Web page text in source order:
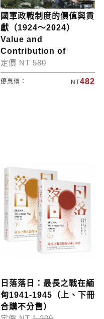
國軍政戰制度的價值與貢
獻（1924～2024）
Value and
Contribution of
定價 NT 580
優惠價： NT482
日落落日：最長之戰在緬
甸1941-1945（上、下冊
合購不分售）